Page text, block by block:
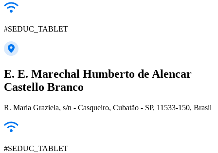
#SEDUC_TABLET
E. E. Marechal Humberto de Alencar
Castello Branco
R. Maria Graziela, s/n - Casqueiro, Cubatão - SP, 11533-150, Brasil
#SEDUC_TABLET